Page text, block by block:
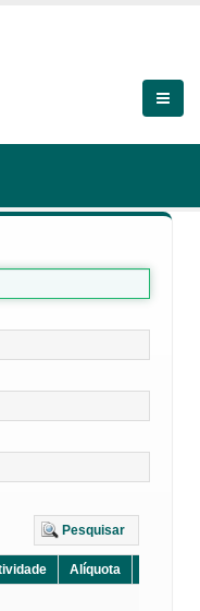
Pesquisar
Alíquota